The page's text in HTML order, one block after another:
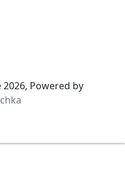
Powered by